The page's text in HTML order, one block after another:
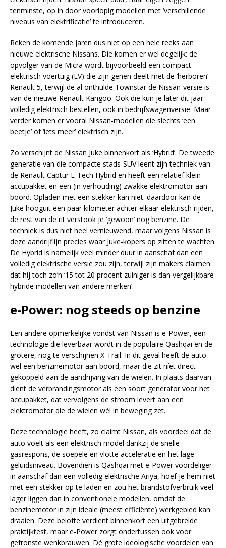
tenminste, op in door voorlopig modellen met ‘verschillende
niveaus van elektrificatie’ te introduceren.
Reken de komende jaren dus niet op een hele reeks aan
nieuwe elektrische Nissans. Die komen er wel degelijk: de
opvolger van de Micra wordt bijvoorbeeld een compact
elektrisch voertuig (EV) die zijn genen deelt met de ‘herboren’
Renault 5, terwijl de al onthulde Townstar de Nissan-versie is
van de nieuwe Renault Kangoo. Ook die kun je later dit jaar
volledig elektrisch bestellen, ook in bedrijfswagenversie. Maar
verder komen er vooral Nissan-modellen die slechts ‘een
beetje’ of ‘iets meer’ elektrisch zijn.
Zo verschijnt de Nissan Juke binnenkort als ‘Hybrid’. De tweede
generatie van die compacte stads-SUV leent zijn techniek van
de Renault Captur E-Tech Hybrid en heeft een relatief klein
accupakket en een (in verhouding) zwakke elektromotor aan
boord. Opladen met een stekker kan niet: daardoor kan de
Juke hooguit een paar kilometer achter elkaar elektrisch rijden,
de rest van de rit verstook je ‘gewoon’ nog benzine. De
techniek is dus niet heel vernieuwend, maar volgens Nissan is
deze aandrijflijn precies waar Juke-kopers op zitten te wachten.
De Hybrid is namelijk veel minder duur in aanschaf dan een
volledig elektrische versie zou zijn, terwijl zijn makers claimen
dat hij toch zo’n ‘15 tot 20 procent zuiniger is dan vergelijkbare
hybride modellen van andere merken’.
e-Power: nog steeds op benzine
Een andere opmerkelijke vondst van Nissan is e-Power, een
technologie die leverbaar wordt in de populaire Qashqai en de
grotere, nog te verschijnen X-Trail. In dit geval heeft de auto
wel een benzinemotor aan boord, maar die zit níet direct
gekoppeld aan de aandrijving van de wielen. In plaats daarvan
dient de verbrandingsmotor als een soort generator voor het
accupakket, dat vervolgens de stroom levert aan een
elektromotor die de wielen wél in beweging zet.
Deze technologie heeft, zo claimt Nissan, als voordeel dat de
auto voelt als een elektrisch model dankzij de snelle
gasrespons, de soepele en vlotte acceleratie en het lage
geluidsniveau. Bovendien is Qashqai met e-Power voordeliger
in aanschaf dan een volledig elektrische Ariya, hoef je hem niet
met een stekker op te laden en zou het brandstofverbruik veel
lager liggen dan in conventionele modellen, omdat de
benzinemotor in zijn ideale (meest efficiënte) werkgebied kan
draaien. Deze belofte verdient binnenkort een uitgebreide
praktijktest, maar e-Power zorgt ondertussen ook voor
gefronste wenkbrauwen. Dé grote ideologische voordelen van